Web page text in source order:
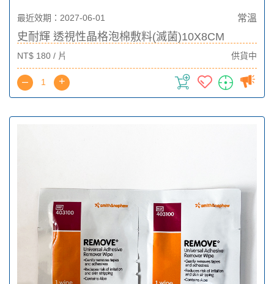
最近效期：2027-06-01 常溫
史耐輝 透視性晶格泡棉敷料(滅菌)10X8CM
NT$ 180 / 片 供貨中
– +